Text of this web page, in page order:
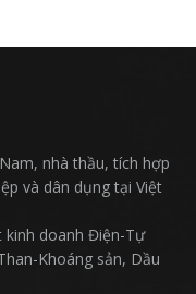
nhà thầu, tích hợp
và dân dụng tại Việt
kinh doanh Điện-Tự
Khoáng sản, Dầu